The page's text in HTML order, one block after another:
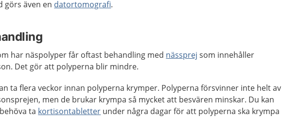
görs även en datortomografi.
har näspolyper får oftast behandling med nässprej som innehåller
Det gör att polyperna blir mindre.
ta flera veckor innan polyperna krymper. Polyperna försvinner inte helt av
men de brukar krympa så mycket att besvären minskar. Du kan
ta kortisontabletter under några dagar för att polyperna ska krympa